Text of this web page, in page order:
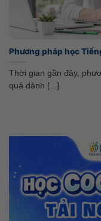
Phương pháp học
Thời gian gần đây,
quả dành [...]